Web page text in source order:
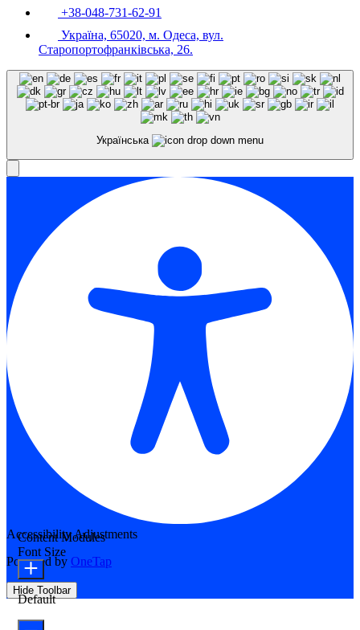
+38-048-731-62-91
Україна, 65020, м. Одеса, вул.
Старопортофранківська, 26.
Українська
Accessibility Adjustments
Powered by OneTap
Hide Toolbar
Content Modules
Font Size
Default